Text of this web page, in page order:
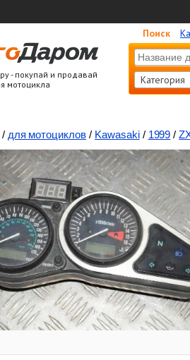
- покупай и продавай
мотоцикла
Поиск
Категория
/ для мотоциклов / Kawasaki / 1999 /